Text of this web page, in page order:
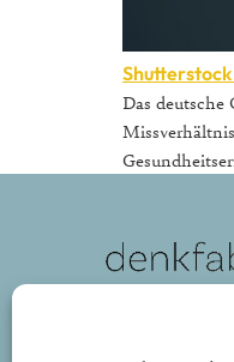
Shutterstock
Das